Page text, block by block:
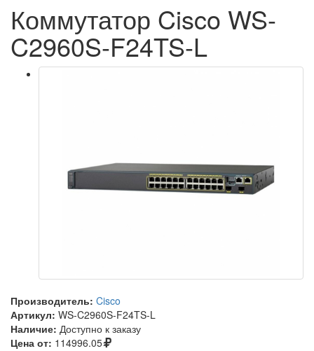
Коммутатор Cisco WS-
C2960S-F24TS-L
Производитель: Cisco
Артикул: WS-C2960S-F24TS-L
Наличие: Доступно к заказу
Цена от: 114996.05